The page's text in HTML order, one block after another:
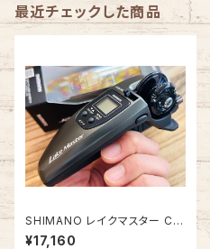
最近チェックした商品
SHIMANO レイクマスター CT
-T【新色カーキ】
¥17,160